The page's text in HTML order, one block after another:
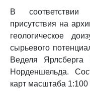
В соответствии
присутствия на
геологическое
сырьевого
Веделя
Норденшельда.
карт масштаба 1:100